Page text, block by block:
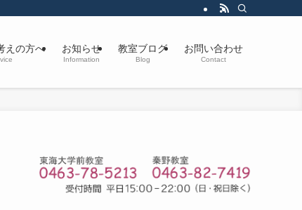
えの方へ お知らせ
Information
教室ブログ
Blog
お問い合わせ
Contact